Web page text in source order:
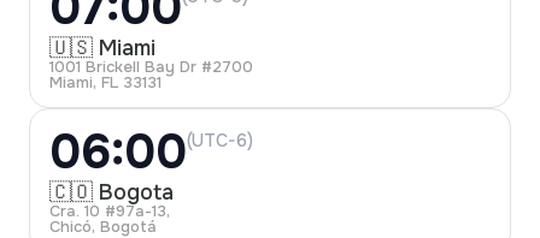
🇺🇸 Miami
1001 Brickell Bay Dr #2700
Miami, FL 33131
06:00(UTC-6)
🇨🇴 Bogota
Cra. 10 #97a-13,
Chicó, Bogotá